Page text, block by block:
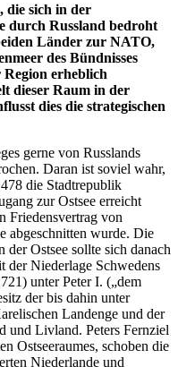
die sich in der
durch Russland bedroht
Länder zur NATO,
des Bündnisses
erheblich
dieser Raum in der
dies die strategischen
gerne von Russlands
Daran ist soviel wahr,
die Stadtrepublik
zur Ostsee erreicht
Friedensvertrag von
abgeschnitten wurde. Die
Ostsee sollte sich danach
der Niederlage Schwedens
unter Peter I. („dem
der bis dahin unter
Landenge und der
und Livland. Peters Fernziel
Ostseeraumes, schoben die
Niederlande und